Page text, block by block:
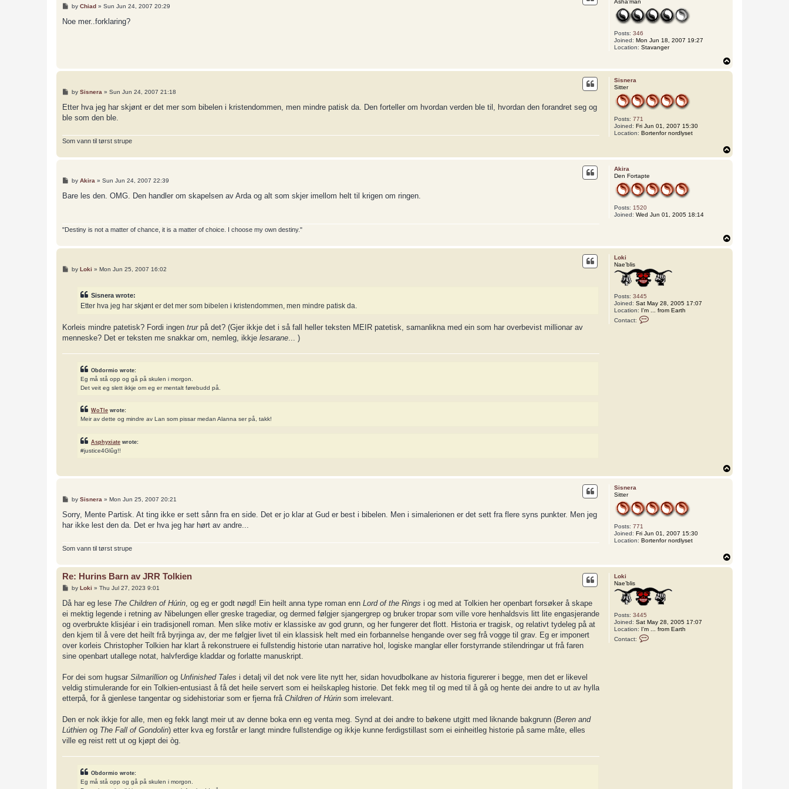
Asha’man
Posts: 346
Joined: Mon Jun 18, 2007 19:27
Location: Stavanger
P
s
by Chiad» Sun Jun 24, 2007 20:29
Noe mer..forklaring?
Sisnera
Sitter
Posts: 771
Joined: Fri Jun 01, 2007 15:30
Location: Bortenfor nordlyset
P
s
by Sisnera » Sun Jun 24, 2007 21:18
Etter hva jeg har skjønt er det mer som bibelen i kristendommen, men mindre patisk da. Den forteller om hvordan verden ble til, hvordan den forandret seg og
ble som den ble.
Som vann til tørst strupe
Akira
Den Fortapte
Posts: 1520
Joined: Wed Jun 01, 2005 18:14
P
s
by Akira » Sun Jun 24, 2007 22:39
Bare les den. OMG. Den handler om skapelsen av Arda og alt som skjer imellom helt til krigen om ringen.
"Destiny is not a matter of chance, it is a matter of choice. I choose my own destiny."
Loki
Nae’blis
Posts: 3445
Joined: Sat May 28, 2005 17:07
Location: I'm ... from Earth
Contact:
Pby Loki » Mon Jun 25, 2007 16:02
Sisnera wrote:
Etter hva jeg har skjønt er det mer som bibelen i kristendommen, men mindre patisk da.
Korleis mindre patetisk? Fordi ingen trurpå det? (Gjer ikkje det i så fall heller teksten MEIR patetisk, samanlikna med ein som har overbevist millionar av
menneske? Det er teksten me snakkar om, nemleg, ikkje lesarane ... )
Obdormio wrote:
Eg må stå opp og gå på skulen i morgon.
Det veit eg slett ikkje om eg er mentalt førebudd på.
WoTle wrote:
Meir av dette og mindre av Lan som pissar medan Alanna ser på, takk!
Asphyxiate wrote:
#justice4Glûg!!
Sisnera
Sitter
Posts: 771
Joined: Fri Jun 01, 2007 15:30
Location: Bortenfor nordlyset
P
s
by Sisnera » Mon Jun 25, 2007 20:21
Sorry, Mente Partisk. At ting ikke er sett sånn fra en side. Det er jo klar at Gud er best i bibelen. Men i simalerionen er det sett fra flere syns punkter. Men jeg
har ikke lest den da. Det er hva jeg har hørt av andre...
Som vann til tørst strupe
Loki
Nae’blis
Posts: 3445
Joined: Sat May 28, 2005 17:07
Location: I'm ... from Earth
Contact:
Re: Hurins Barn av JRR Tolkien
P
s
by Loki » Thu Jul 27, 2023 9:01
Då har eg lese The Children of Húrin , og eg er godt nøgd! Ein heilt anna type roman enn Lord of the Rings i og med at Tolkien her openbart forsøker å skape
ei mektig legende i retning av Nibelungen eller greske tragediar, og dermed følgjer sjangergrep og bruker tropar som ville vore henhaldsvis litt lite engasjerande
og overbrukte klisjéar i ein tradisjonell roman. Men slike motiv er klassiske av god grunn, og her fungerer det flott. Historia er tragisk, og relativt tydeleg på at
den kjem til å vere det heilt frå byrjinga av, der me følgjer livet til ein klassisk helt med ein forbannelse hengande over seg frå vogge til grav. Eg er imponert
over korleis Christopher Tolkien har klart å rekonstruere ei fullstendig historie utan narrative hol, logiske manglar eller forstyrrande stilendringar ut frå faren
sine openbart utallege notat, halvferdige kladdar og forlatte manuskript.
For dei som hugsar Silmarillion og Unfinished Tales i detalj vil det nok vere lite nytt her, sidan hovudbolkane av historia figurerer i begge, men det er likevel
veldig stimulerande for ein Tolkien-entusiast å få det heile servert som ei heilskapleg historie. Det fekk meg til og med til å gå og hente dei andre to ut av hylla
etterpå, for å gjenlese tangentar og sidehistoriar som er fjerna frå Children of Húrin som irrelevant.
Den er nok ikkje for alle, men eg fekk langt meir ut av denne boka enn eg venta meg. Synd at dei andre to bøkene utgitt med liknande bakgrunn (Beren and
Lúthien og The Fall of Gondolin) etter kva eg forstår er langt mindre fullstendige og ikkje kunne ferdigstillast som ei einheitleg historie på same måte, elles
ville eg reist rett ut og kjøpt dei òg.
Obdormio wrote:
Eg må stå opp og gå på skulen i morgon.